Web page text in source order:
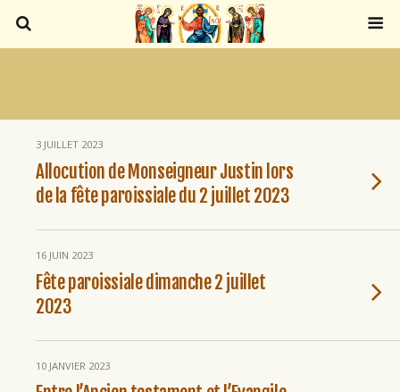
3 JUILLET 2023
Allocution de Monseigneur Justin lors
de la fête paroissiale du 2 juillet 2023
16 JUIN 2023
Fête paroissiale dimanche 2 juillet
2023
10 JANVIER 2023